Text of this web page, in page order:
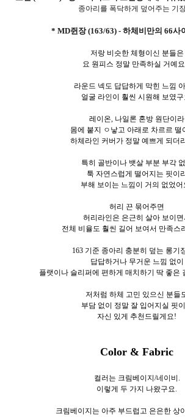
종아리를 폭닥하게 덮어주는 기
* MD쥔장 (163/63) - 하체비만의 66사
저랑 비슷한 체형이신 분들은
요 원피스 정말 만족하실 거예
라운드 넥도 답답하게 막힌 느낌
얼굴 라인이 훨씬 시원해 보였구
레이온, 나일론 혼방 원단이라
몸에 붙지 ㅇ낳고 아래로 차르르 떨
하체라인 커버가 정말 예쁘게 되더
특히 골반이나 뱃살 부분 부각 없
툭 자연스럽게 떨어지는 핏이
부해 보이는 느낌이 거의 없었어
허리 끈 묶어주면
허리라인은 은근히 살아 보이면
전체 비율도 훨씬 길어 보여서 만족스
163 기준 종아리 충분히 덮는 롱기
답답하거나 무거운 느낌 없이
플랫이나 슬리퍼에 편하게 매치하기 딱 좋은
저처럼 하체 고민 있으신 분들
부담 없이 정말 잘 입어지실 핏
자신 있게 추천드릴게요!
Color & Fabric
컬러는 크림베이지/네이비.
이렇게 두 가지 나왔구요.
크림베이지는 아주 부드럽고 은은한 상